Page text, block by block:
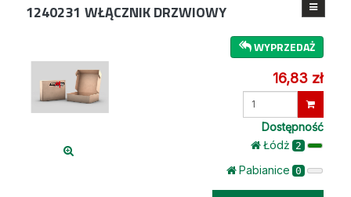
1240231 WŁĄCZNIK DRZWIOWY
WYPRZEDAŻ
16,83 zł
Wprowadź
Dostępność
Łódż 2
Pabianice 0